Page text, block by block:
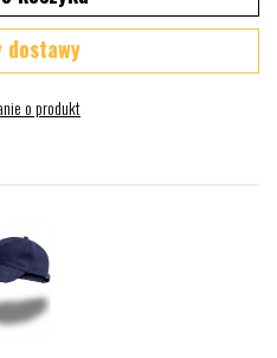
dostawy